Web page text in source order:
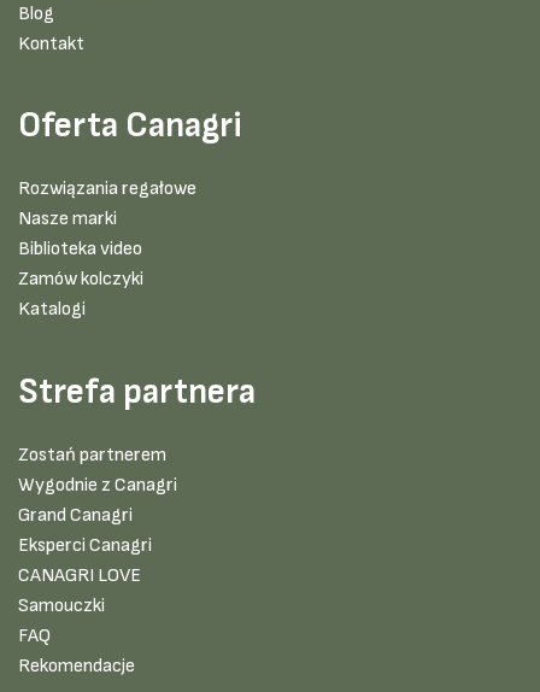
Blog
Kontakt
Oferta Canagri
Rozwiązania regałowe
Nasze marki
Biblioteka video
Zamów kolczyki
Katalogi
Strefa partnera
Zostań partnerem
Wygodnie z Canagri
Grand Canagri
Eksperci Canagri
CANAGRI LOVE
Samouczki
FAQ
Rekomendacje